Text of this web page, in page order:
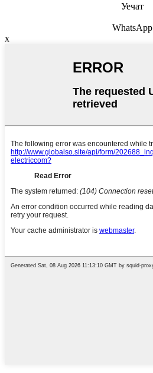
Уечат
WhatsApp
x